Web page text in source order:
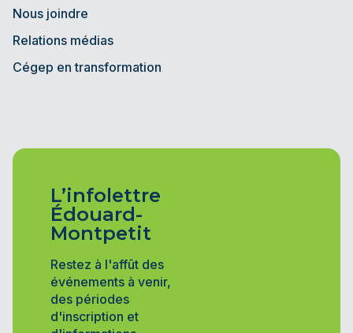
Nous joindre
Relations médias
Cégep en transformation
L’infolettre
Édouard-
Montpetit
Restez à l'affût des
événements à venir,
des périodes
d'inscription et